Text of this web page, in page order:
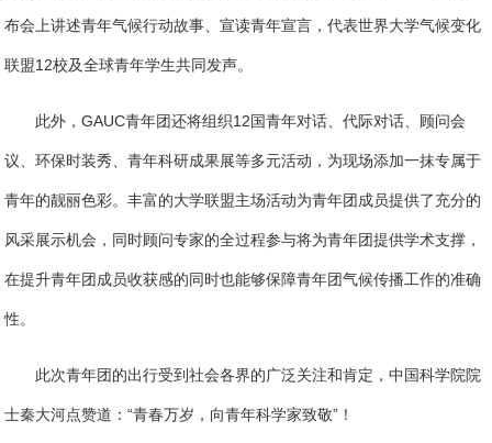
布会上讲述青年气候行动故事、宣读青年宣言，代表世界大学气候变化
联盟12校及全球青年学生共同发声。
此外，GAUC青年团还将组织12国青年对话、代际对话、顾问会
议、环保时装秀、青年科研成果展等多元活动，为现场添加一抹专属于
青年的靓丽色彩。丰富的大学联盟主场活动为青年团成员提供了充分的
风采展示机会，同时顾问专家的全过程参与将为青年团提供学术支撑，
在提升青年团成员收获感的同时也能够保障青年团气候传播工作的准确
性。
此次青年团的出行受到社会各界的广泛关注和肯定，中国科学院院
士秦大河点赞道：“青春万岁，向青年科学家致敬”！